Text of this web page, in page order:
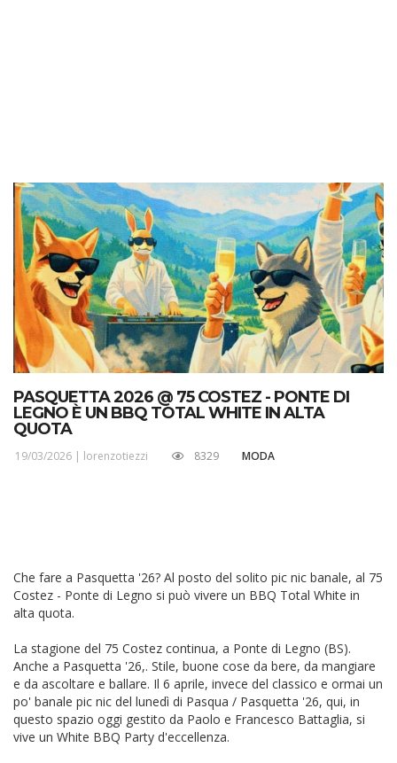
PASQUETTA 2026 @ 75 COSTEZ - PONTE DI
LEGNO È UN BBQ TOTAL WHITE IN ALTA
QUOTA
19/03/2026 | lorenzotiezzi 8329 MODA
Che fare a Pasquetta '26? Al posto del solito pic nic banale, al 75
Costez - Ponte di Legno si può vivere un BBQ Total White in
alta quota.
La stagione del 75 Costez continua, a Ponte di Legno (BS).
Anche a Pasquetta '26,. Stile, buone cose da bere, da mangiare
e da ascoltare e ballare. Il 6 aprile, invece del classico e ormai un
po' banale pic nic del lunedì di Pasqua / Pasquetta '26, qui, in
questo spazio oggi gestito da Paolo e Francesco Battaglia, si
vive un White BBQ Party d'eccellenza.